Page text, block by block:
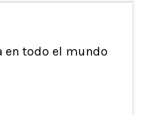
en todo el mundo